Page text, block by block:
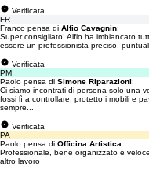
Verificata
FR
Franco pensa di Alfio Cavagnin:
Super consigliato! Alfio ha imbiancato
essere un professionista preciso,
Verificata
PM
Paolo pensa di Simone Riparazioni:
Ci siamo incontrati di persona solo una
fossi lì a controllare, protetto i mobili e
sempre...
Verificata
PA
Paolo pensa di Officina Artistica:
Professionale, bene organizzato e
altro lavoro